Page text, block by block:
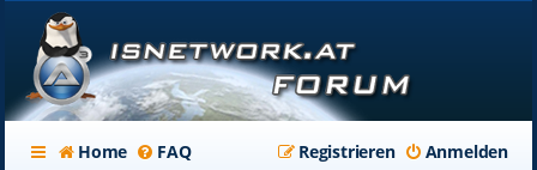
Home FAQ Anmelden
Registrieren